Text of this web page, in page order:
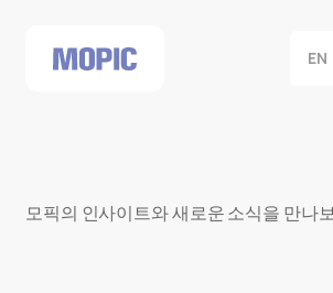
EN
모픽의 인사이트와 새로운 소식을 만나